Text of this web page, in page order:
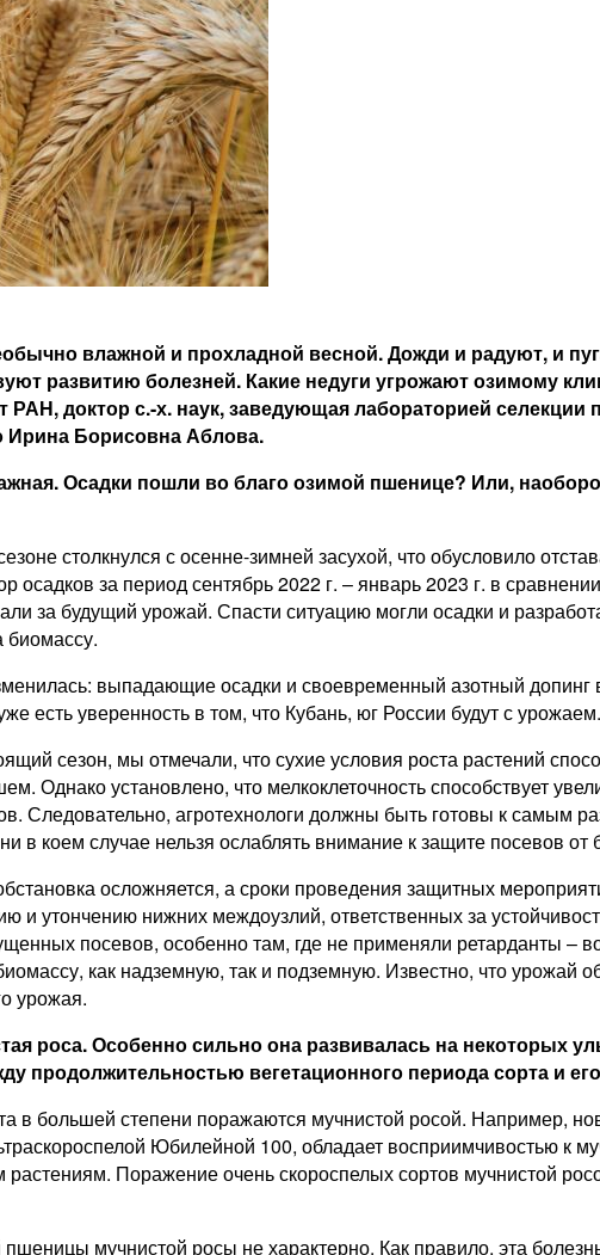
влажной и прохладной весной. Дожди и радуют, и
развитию болезней. Какие недуги угрожают озимому
доктор с.-х. наук, заведующая лабораторией
Ирина Борисовна Аблова.
Осадки пошли во благо озимой пшенице? Или,
столкнулся с осенне-зимней засухой, что обусловило
осадков за период сентябрь 2022 г. – январь 2023 г. в
за будущий урожай. Спасти ситуацию могли осадки и
биомассу.
выпадающие осадки и своевременный азотный допинг
есть уверенность в том, что Кубань, юг России будут с урожаем.
сезон, мы отмечали, что сухие условия роста растений
Однако установлено, что мелкоклеточность способствует
Следовательно, агротехнологи должны быть готовы к самым
коем случае нельзя ослаблять внимание к защите посевов от
осложняется, а сроки проведения защитных
утончению нижних междоузлий, ответственных за
посевов, особенно там, где не применяли ретарданты –
как надземную, так и подземную. Известно, что
урожая.
роса. Особенно сильно она развивалась на некоторых
продолжительностью вегетационного периода сорта и
в большей степени поражаются мучнистой росой. Например,
Юбилейной 100, обладает восприимчивостью к
Поражение очень скороспелых сортов мучнистой
мучнистой росы не характерно. Как правило, эта